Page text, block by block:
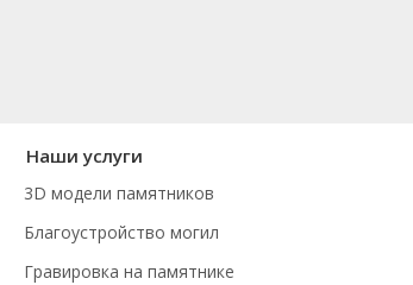
Наши услуги
3D модели памятников
Благоустройство могил
Гравировка на памятнике